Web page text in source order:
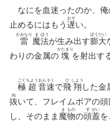
なにを血迷ったのか、俺
止めるにはもう遅
おそ
い。
雷
かみなり
魔
ま
法
ほう
が生み出す膨
ぼう
大
だい
わりの金属の 塊
かたまり
を射出す
極
ごく
超
ちよう
音
おん
速
そく
で飛
ひ
翔
しよう
した金
抜
ぬ
いて、フレイムボアの頭
し、そのまま 魔
ま
物
もの
の頭
ず
蓋
がい
を